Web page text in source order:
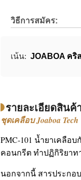
วิธีการสมัคร:
เน้น: JOABOA คริ
รายละเอียดสินค้
ชุดเคลือบ Joaboa Tech
PMC-101 น้ำยาเคลือ
คอนกรีต ทำปฏิกิริยาท
นอกจากนี้ สารประกอ